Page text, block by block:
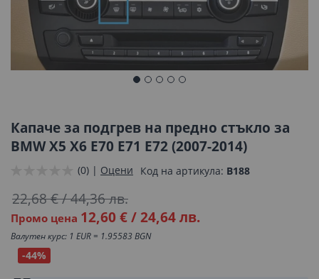
началото
на
галерия
Капаче за подгрев на предно стъкло за
BMW X5 X6 E70 E71 E72 (2007-2014)
(0) | Оцени Код на артикула B188
Промо цена 12,60 €/24,64 лв.
22,68 €/44,36 лв.
Валутен курс: 1 EUR = 1.95583 BGN
-44%